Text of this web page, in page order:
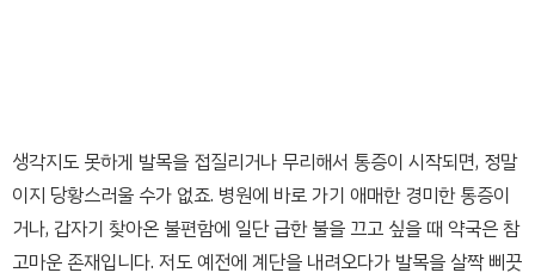
생각지도 못하게 발목을 접질리거나 무리해서 통증이 시작되면, 정말
이지 당황스러울 수가 없죠. 병원에 바로 가기 애매한 경미한 통증이
거나, 갑자기 찾아온 불편함에 일단 급한 불을 끄고 싶을 때 약국은 참
고마운 존재입니다. 저도 예전에 계단을 내려오다가 발목을 살짝 삐끗